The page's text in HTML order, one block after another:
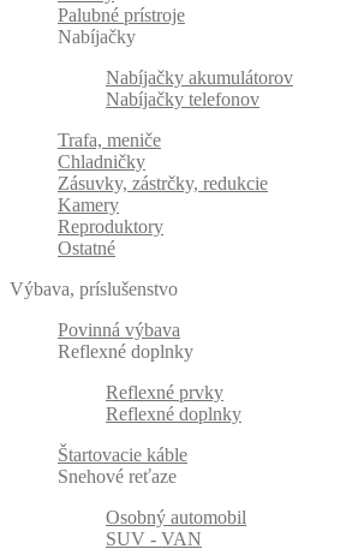
Palubné prístroje
Nabíjačky
Nabíjačky akumulátorov
Nabíjačky telefonov
Trafa, meniče
Chladničky
Zásuvky, zástrčky, redukcie
Kamery
Reproduktory
Ostatné
Výbava, príslušenstvo
Povinná výbava
Reflexné doplnky
Reflexné prvky
Reflexné doplnky
Štartovacie káble
Snehové reťaze
Osobný automobil
SUV - VAN